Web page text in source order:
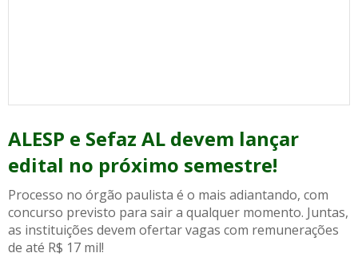
ALESP e Sefaz AL devem lançar
edital no próximo semestre!
Processo no órgão paulista é o mais adiantando, com
concurso previsto para sair a qualquer momento. Juntas,
as instituições devem ofertar vagas com remunerações
de até R$ 17 mil!